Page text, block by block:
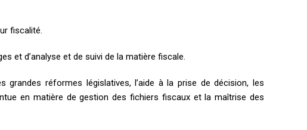
fiscalité.
et d’analyse et de suivi de la matière fiscale.
réformes législatives, l’aide à la prise de décision, les
en matière de gestion des fichiers fiscaux et la maîtrise des